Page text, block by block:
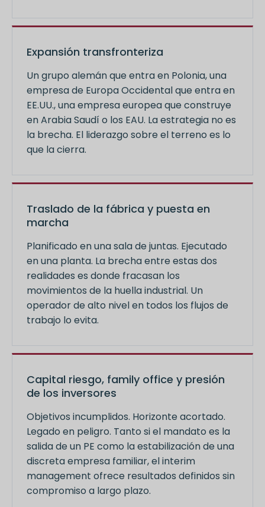
Expansión transfronteriza
Un grupo alemán que entra en Polonia, una
empresa de Europa Occidental que entra en
EE.UU., una empresa europea que construye
en Arabia Saudí o los EAU. La estrategia no es
la brecha. El liderazgo sobre el terreno es lo
que la cierra.
Traslado de la fábrica y puesta en
marcha
Planificado en una sala de juntas. Ejecutado
en una planta. La brecha entre estas dos
realidades es donde fracasan los
movimientos de la huella industrial. Un
operador de alto nivel en todos los flujos de
trabajo lo evita.
Capital riesgo, family office y presión
de los inversores
Objetivos incumplidos. Horizonte acortado.
Legado en peligro. Tanto si el mandato es la
salida de un PE como la estabilización de una
discreta empresa familiar, el interim
management ofrece resultados definidos sin
compromiso a largo plazo.